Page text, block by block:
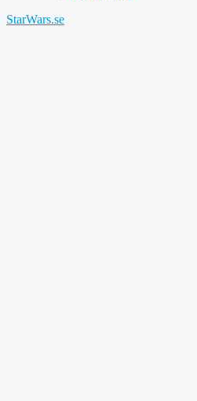
StarWars.se